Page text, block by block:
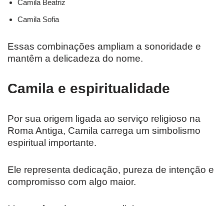
Camila Beatriz
Camila Sofia
Essas combinações ampliam a sonoridade e
mantêm a delicadeza do nome.
Camila e espiritualidade
Por sua origem ligada ao serviço religioso na
Roma Antiga, Camila carrega um simbolismo
espiritual importante.
Ele representa dedicação, pureza de intenção e
compromisso com algo maior.